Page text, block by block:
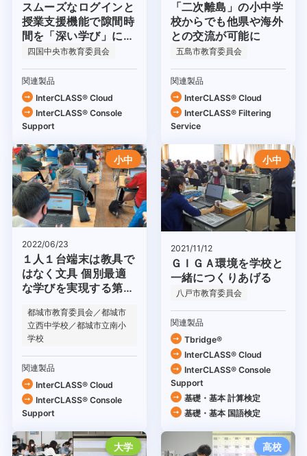
スムーズなログインと
授業支援機能で隙間時
間を「深い学び」に有
効活用
四国中央市教育委員会
関連製品
InterCLASS® Cloud
InterCLASS®︎ Console
Support
「二次離島」の小中学
校からでも他県や海外
との交流が可能に
五島市教育委員会
関連製品
InterCLASS® Cloud
InterCLASS®︎ Filtering
Service
小中
2022/06/23
１人１台端末は教具で
はなく文具 個別最適
な学びを実現する第一
都城市教育委員会／都城市
立西中学校／都城市立南小
学校
関連製品
InterCLASS® Cloud
InterCLASS®︎ Console
Support
小中
2021/11/12
ＧＩＧＡ環境を学校と
一緒につくりあげる
八戸市教育委員会
関連製品
Tbridge®
InterCLASS® Cloud
InterCLASS®︎ Console
Support
基礎・基本 計算検定
基礎・基本 国語検定
大学 高校